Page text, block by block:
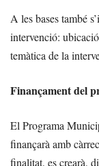
A les bases també
intervenció:
temàtica de la
Finançament del
El Programa
finançarà amb
finalitat, es crearà,